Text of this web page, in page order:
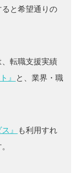
と希望通りの
転職支援実績
』
と、業界・職
』
も利用すれ